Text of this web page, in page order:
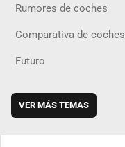
Rumores de coches
Comparativa de coches
Futuro
VER MÁS TEMAS